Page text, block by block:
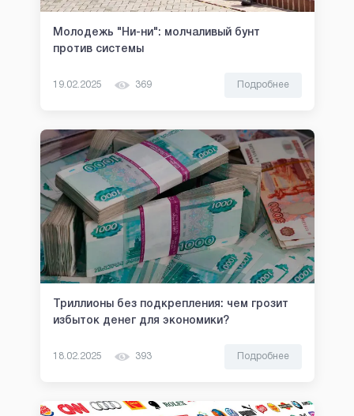
Молодежь "Ни-ни": молчаливый бунт
против системы
19.02.2025 369 Подробнее
Триллионы без подкрепления: чем грозит
избыток денег для экономики?
18.02.2025 393 Подробнее